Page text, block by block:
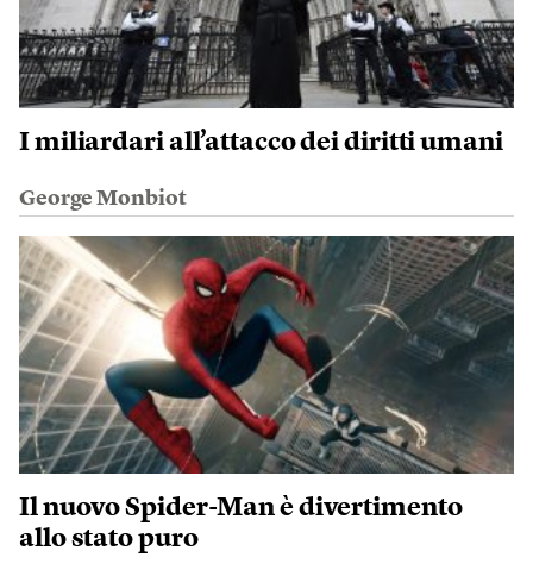
I miliardari all’attacco dei diritti umani
George Monbiot
Il nuovo Spider-Man è divertimento
allo stato puro